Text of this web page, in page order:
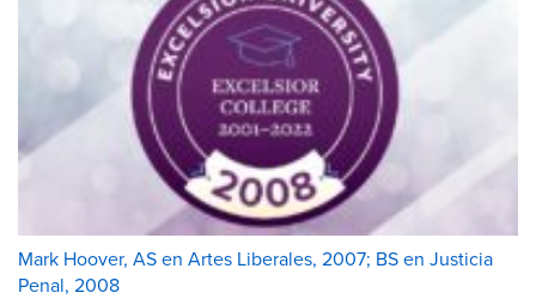
Mark Hoover, AS en Artes Liberales, 2007; BS en Justicia
Penal, 2008